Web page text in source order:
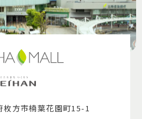
方市楠葉花園町15-1